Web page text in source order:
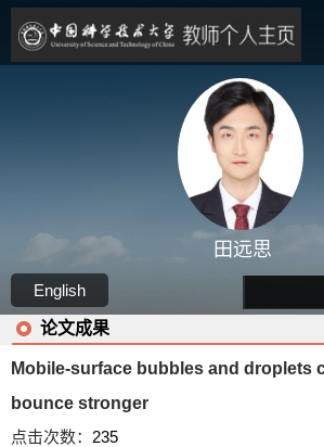
田远思
English
论文成果
Mobile-surface bubbles and droplets
bounce stronger
点击次数： 235